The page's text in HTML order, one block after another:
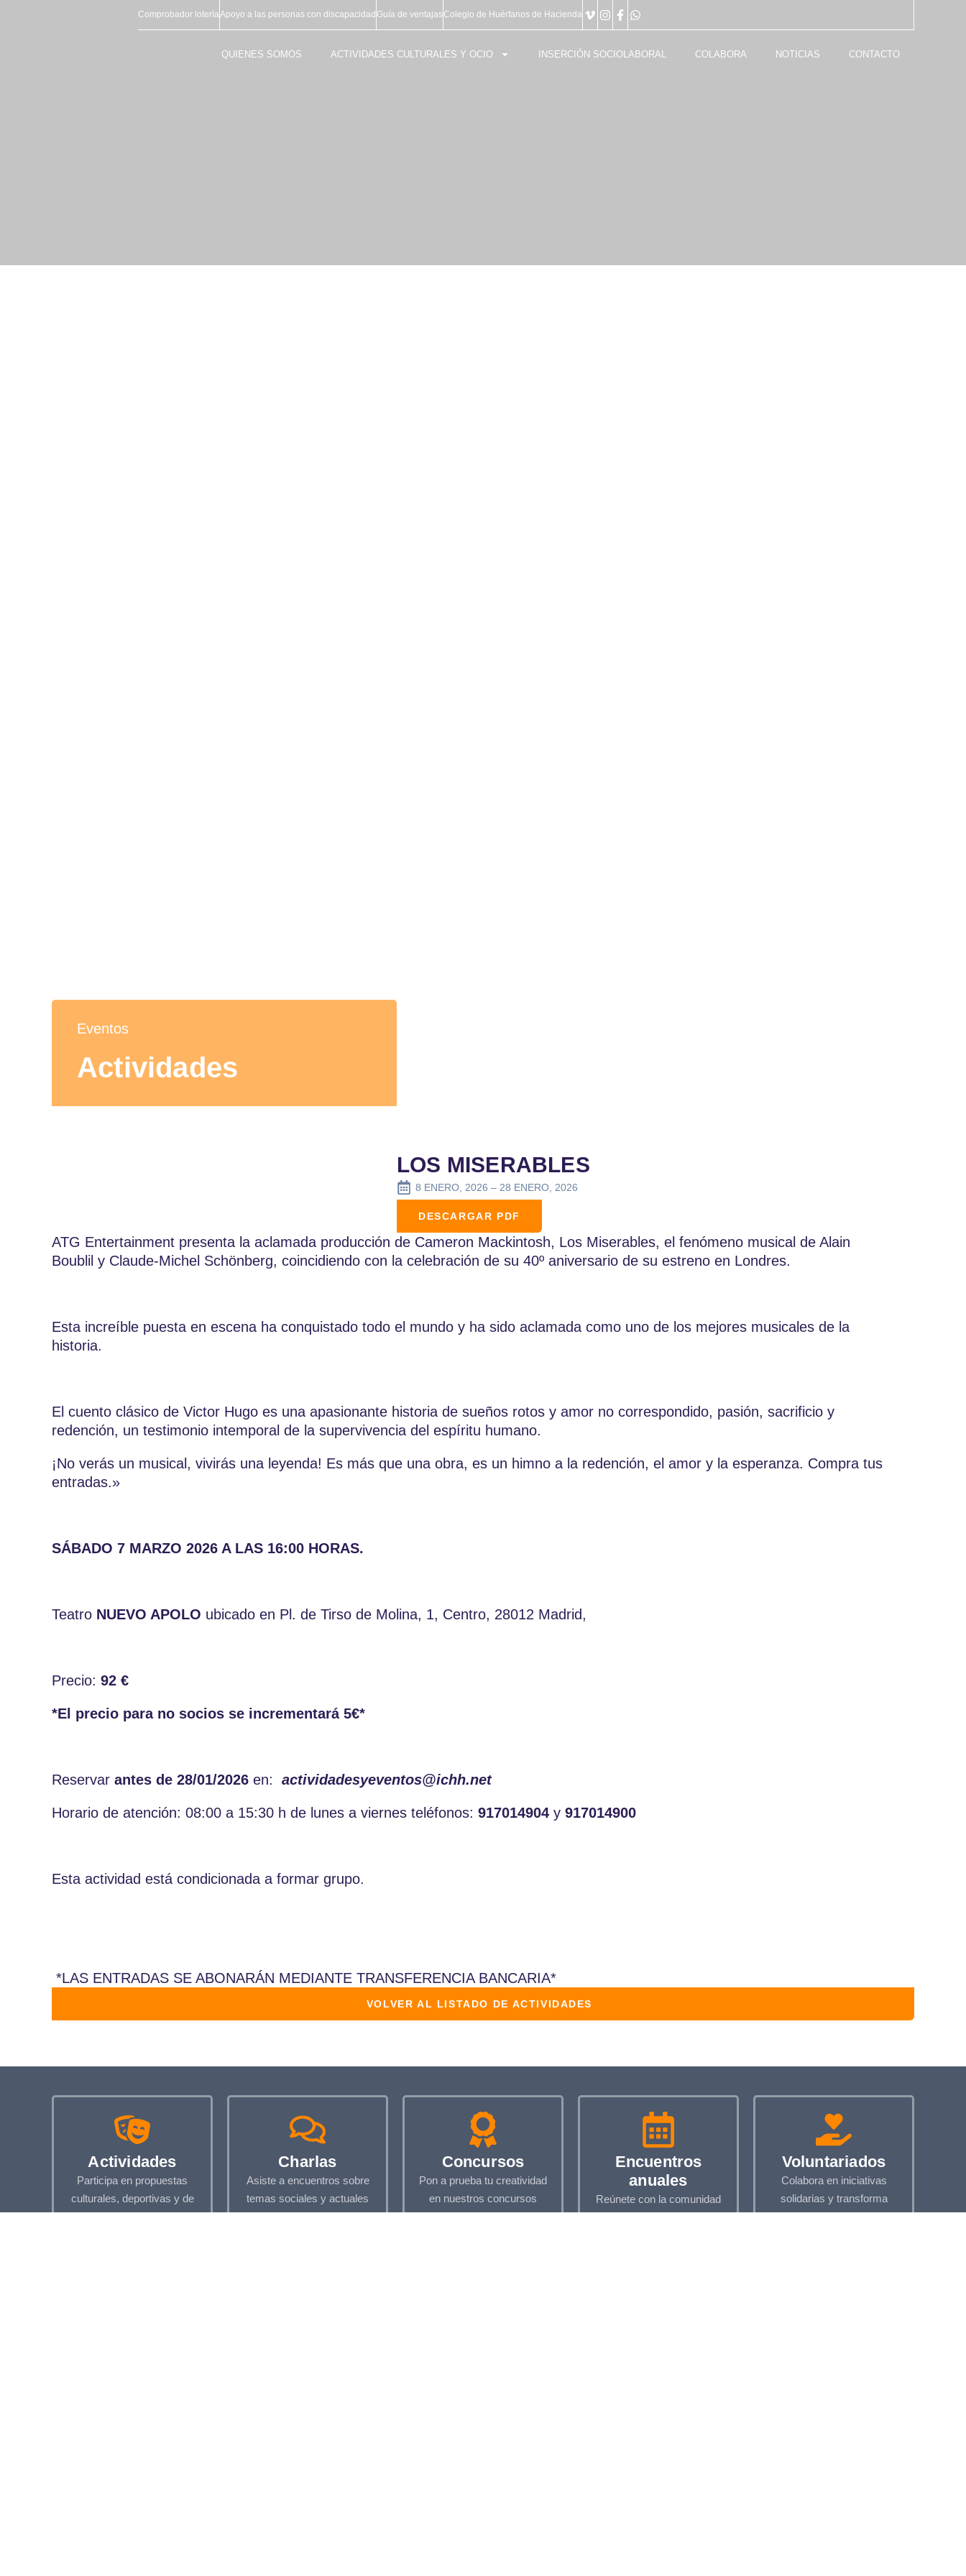
Comprobador loteríaApoyo a las personas con discapacidad Guía de ventajasColegio de Huérfanos de Hacienda
QUIENES SOMOS ACTIVIDADES CULTURALES Y OCIO INSERCIÓN SOCIOLABORAL COLABORA NOTICIAS CONTACTO
Eventos
Actividades
LOS MISERABLES
8 ENERO, 2026 – 28 ENERO, 2026
DESCARGAR PDF
ATG Entertainment presenta la aclamada producción de Cameron Mackintosh, Los Miserables, el fenómeno musical de Alain
Boublil y Claude-Michel Schönberg, coincidiendo con la celebración de su 40º aniversario de su estreno en Londres.
Esta increíble puesta en escena ha conquistado todo el mundo y ha sido aclamada como uno de los mejores musicales de la
historia.
El cuento clásico de Victor Hugo es una apasionante historia de sueños rotos y amor no correspondido, pasión, sacrificio y
redención, un testimonio intemporal de la supervivencia del espíritu humano.
¡No verás un musical, vivirás una leyenda! Es más que una obra, es un himno a la redención, el amor y la esperanza. Compra tus
entradas.»
SÁBADO 7 MARZO 2026 A LAS 16:00 HORAS.
Teatro NUEVO APOLO ubicado en Pl. de Tirso de Molina, 1, Centro, 28012 Madrid,
Precio: 92 €
*El precio para no socios se incrementará 5€*
Reservar antes de 28/01/2026 en: actividadesyeventos@ichh.net
Horario de atención: 08:00 a 15:30 h de lunes a viernes teléfonos: 917014904 y 917014900
Esta actividad está condicionada a formar grupo.
*LAS ENTRADAS SE ABONARÁN MEDIANTE TRANSFERENCIA BANCARIA*
VOLVER AL LISTADO DE ACTIVIDADES
Actividades
Participa en propuestas
culturales, deportivas y de
ocio
Charlas
Asiste a encuentros sobre
temas sociales y actuales
Concursos
Pon a prueba tu creatividad
en nuestros concursos
Encuentros
anuales
Reúnete con la comunidad
Voluntariados
Colabora en iniciativas
solidarias y transforma
vidas